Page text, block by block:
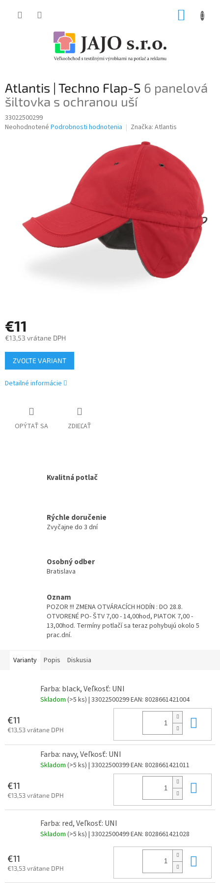
Atlantis | Techno Flap-S 6 panelová
šiltovka s ochranou uší
33022500299
Priemerné
Neohodnotené Podrobnosti hodnotenia Značka: Atlantis
€11
€13,53 vrátane DPH
Jednotková
cena:
ZVOĽTE VARIANT
Detailné informácie
OPÝTAŤ SA ZDIEĽAŤ
Kvalitná potlač
Rýchle doručenie
Zvyčajne do 3 dní
Osobný odber
Bratislava
Oznam
POZOR !!! ZMENA OTVÁRACÍCH HODÍN : DO 28.8.
OTVORENÉ PO- ŠTV 7,00 - 14,00hod, PIATOK 7,00 -
13,00hod. Termíny potlačí sa teraz pohybujú okolo 5
prac.dní.
Varianty Popis Diskusia
Farba: black, Veľkosť: UNI
Skladom (>5 ks) | 33022500299EAN: 8028661421004
€11
€13,53 vrátane DPH
Farba: navy, Veľkosť: UNI
Skladom (>5 ks) | 33022500399EAN: 8028661421011
€11
€13,53 vrátane DPH
Farba: red, Veľkosť: UNI
Skladom (>5 ks) | 33022500499EAN: 8028661421028
€11
€13,53 vrátane DPH